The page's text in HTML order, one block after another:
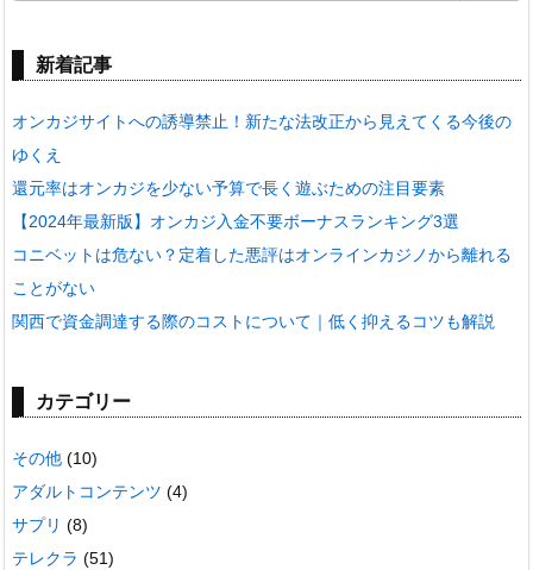
新着記事
オンカジサイトへの誘導禁止！新たな法改正から見えてくる今後の
ゆくえ
還元率はオンカジを少ない予算で長く遊ぶための注目要素
【2024年最新版】オンカジ入金不要ボーナスランキング3選
コニベットは危ない？定着した悪評はオンラインカジノから離れる
ことがない
関西で資金調達する際のコストについて｜低く抑えるコツも解説
カテゴリー
その他 (10)
アダルトコンテンツ (4)
サプリ (8)
テレクラ (51)